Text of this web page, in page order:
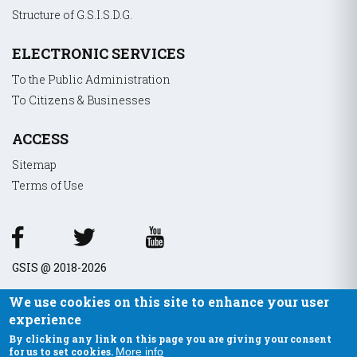
Structure of G.S.I.S.D.G.
ELECTRONIC SERVICES
To the Public Administration
To Citizens & Businesses
ACCESS
Sitemap
Terms of Use
GSIS @ 2018-2026
We use cookies on this site to enhance your user
experience
By clicking any link on this page you are giving your consent
for us to set cookies. More info